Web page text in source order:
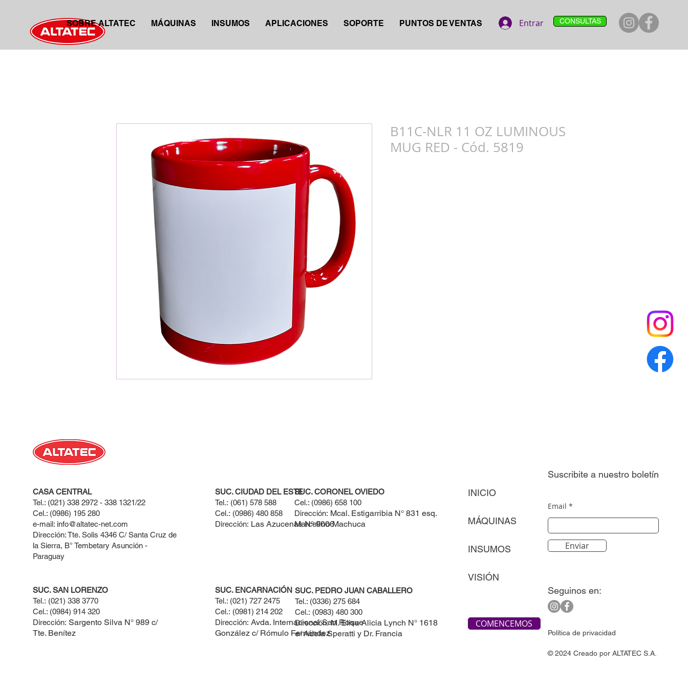
SOBRE ALTATEC MÁQUINAS INSUMOS APLICACIONES SOPORTE PUNTOS DE VENTAS Entrar CONSULTAS
B11C-NLR 11 OZ LUMINOUS
MUG RED - Cód. 5819
CASA CENTRAL
Tel.: (021) 338 2972 - 338 1321/22
Cel.: (0986) 195 280
e-mail: info@altatec-net.com
Dirección: Tte. Solis 4346 C/ Santa Cruz de
la Sierra, B° Tembetary Asunción -
Paraguay
SUC. CIUDAD DEL ESTE
Tel.: (061) 578 588​
Cel.: (0986) 480 858
Dirección: Las Azucenas N° 9006
SUC. SAN LORENZO
Tel.: (021) 338 3770​
Cel.: ​(0984) 914 320
Dirección: Sargento Silva N° 989 c/
Tte. Benítez
SUC. ENCARNACIÓN
Tel.: (021) 727 2475
Cel.: (0981) 214 202
Dirección: Avda. Internacional San Roque
González c/ Rómulo Fernández
COMENCEMOS
INICIO
MÁQUINAS
INSUMOS
VISIÓN
Suscribite a nuestro boletín
Email
Enviar
Seguinos en:
Política de privacidad
© 2024 Creado por ALTATEC S.A.
SUC. PEDRO JUAN CABALLERO
Tel.: (0336) 275 684
Cel.: (0983) 480 300
Dirección:M. Elisa Alicia Lynch N° 1618
e/ Adela Speratti y Dr. Francia
SUC. CORONEL OVIEDO
Cel.: (0986) 658 100
Dirección: Mcal. Estigarribia N° 831 esq.
Marcelino Machuca